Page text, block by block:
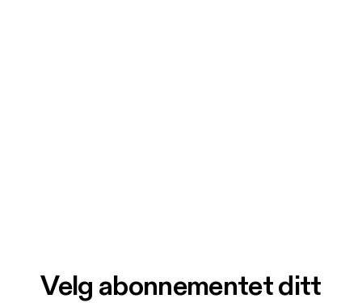
Velg abonnementet ditt